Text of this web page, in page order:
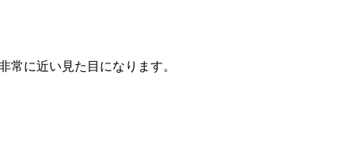
常に近い見た目になります。